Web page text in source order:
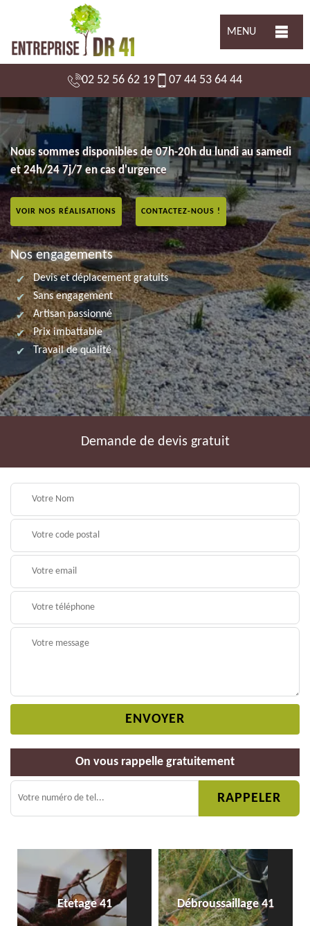
MENU
02 52 56 62 19 07 44 53 64 44
Nous sommes disponibles de 07h-20h du lundi au samedi
et 24h/24 7j/7 en cas d'urgence
VOIR NOS RÉALISATIONS CONTACTEZ-NOUS !
Nos engagements
Devis et déplacement gratuits
Sans engagement
Artisan passionné
Prix imbattable
Travail de qualité
Demande de devis gratuit
On vous rappelle gratuitement
Etetage 41 Débroussaillage 41